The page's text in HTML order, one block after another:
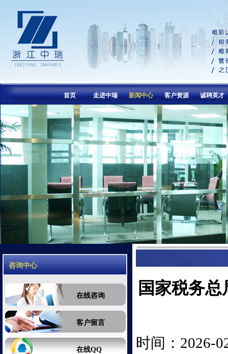
首页 走进中瑞 新闻中心 客户资源 诚聘英才
咨询中心
在线咨询
客户留言
在线QQ
国家税务
时间：2026-